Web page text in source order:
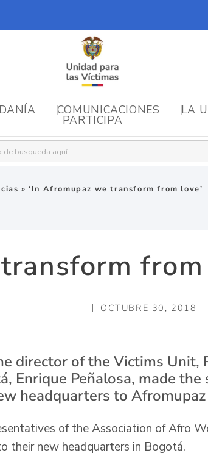
COMUNICACIONES LA
PARTICIPA
»‘In Afromupaz we transform from love’
from
OCTUBRE 30, 2018
director of the Victims Unit,
Enrique Peñalosa, made
headquarters to
of the Association of Afro
their new headquarters in Bogotá.